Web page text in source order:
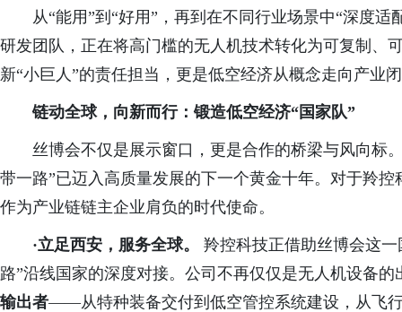
从“能用”到“好用”，再到在不同行业场景中“深度适
研发团队，正在将高门槛的无人机技术转化为可复制、
新“小巨人”的责任担当，更是低空经济从概念走向产业
链动全球，向新而行：锻造低空经济“国家队”
丝博会不仅是展示窗口，更是合作的桥梁与风向标
带一路”已迈入高质量发展的下一个黄金十年。对于羚
作为产业链链主企业肩负的时代使命。
·立足西安，服务全球。
羚控科技正借助丝博会这
路”沿线国家的深度对接。公司不再仅仅是无人机设备
输出者——从特种装备交付到低空管控系统建设，从飞